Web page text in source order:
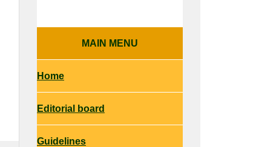
MAIN MENU
Home
Editorial board
Guidelines